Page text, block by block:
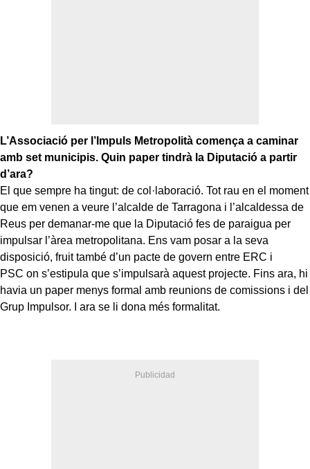
L’Associació per l’Impuls Metropolità comença a caminar
amb set municipis. Quin paper tindrà la Diputació a partir
d’ara?
El que sempre ha tingut: de col·laboració. Tot rau en el moment
que em venen a veure l’alcalde de Tarragona i l’alcaldessa de
Reus per demanar-me que la Diputació fes de paraigua per
impulsar l’àrea metropolitana. Ens vam posar a la seva
disposició, fruit també d’un pacte de govern entre ERC i
PSC on s’estipula que s’impulsarà aquest projecte. Fins ara, hi
havia un paper menys formal amb reunions de comissions i del
Grup Impulsor. I ara se li dona més formalitat.